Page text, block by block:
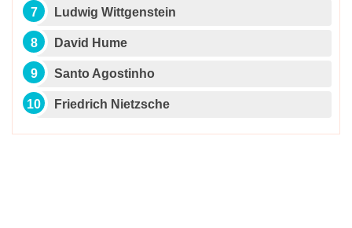
Ludwig Wittgenstein
David Hume
Santo Agostinho
Friedrich Nietzsche